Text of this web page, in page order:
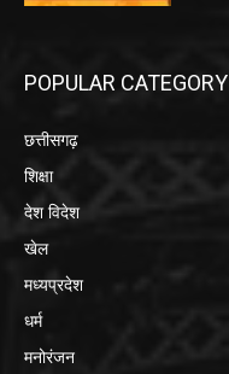
POPULAR CATEGORY
छत्तीसगढ़
शिक्षा
देश विदेश
खेल
मध्यप्रदेश
धर्म
मनोरंजन